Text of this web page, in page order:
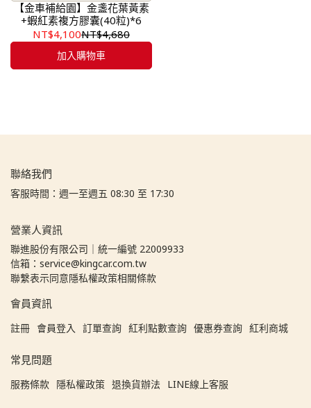
【金車補給園】金盞花葉黃素
+蝦紅素複方膠囊(40粒)*6
NT$4,100NT$4,680
加入購物車
聯絡我們
客服時間：週一至週五 08:30 至 17:30
營業人資訊
聯進股份有限公司｜統一編號 22009933
信箱：service@kingcar.com.tw
聯繫表示同意隱私權政策相關條款
會員資訊
註冊 會員登入 訂單查詢 紅利點數查詢 優惠券查詢 紅利商城
常見問題
服務條款 隱私權政策 退換貨辦法 LINE線上客服